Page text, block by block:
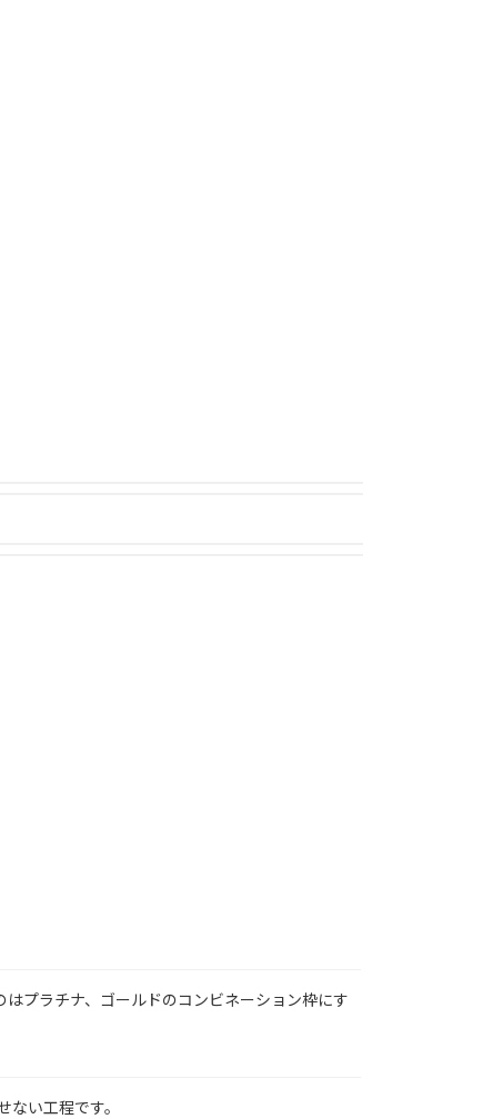
はプラチナ、ゴールドのコンビネーション枠にす
ない工程です。